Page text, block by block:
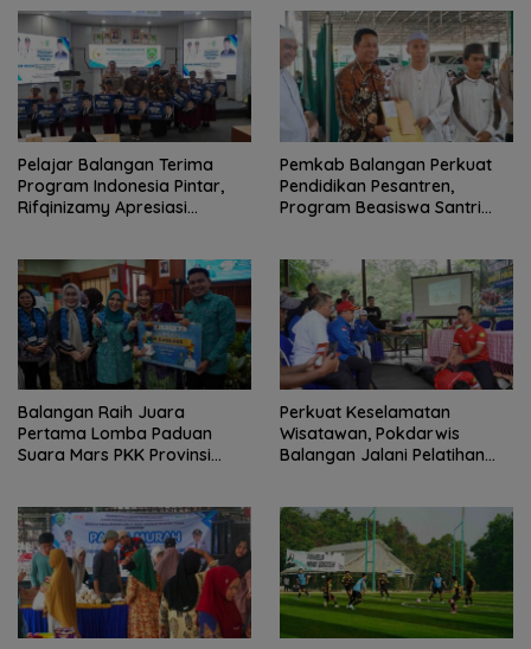
Pelajar Balangan Terima
Program Indonesia Pintar,
Rifqinizamy Apresiasi
Pemkab Balangan Perkuat
Pendidikan Pesantren,
Program Beasiswa Santri
Balangan Raih Juara
Pertama Lomba Paduan
Suara Mars PKK Provinsi
Perkuat Keselamatan
Wisatawan, Pokdarwis
Balangan Jalani Pelatihan